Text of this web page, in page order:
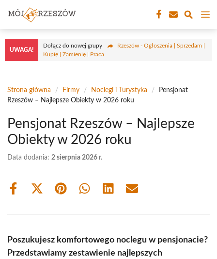
treści
UWAGA!
Dołącz do nowej grupy
Rzeszów - Ogłoszenia | Sprzedam |
Kupię | Zamienię | Praca
Strona główna / Firmy / Noclegi i Turystyka /
Pensjonat
Rzeszów – Najlepsze Obiekty w 2026 roku
Pensjonat Rzeszów – Najlepsze
Obiekty w 2026 roku
Data dodania: 2 sierpnia 2026 r.
Share
Share
(Twitter)
Share Share Share Share
Poszukujesz komfortowego noclegu w pensjonacie?
Przedstawiamy zestawienie najlepszych